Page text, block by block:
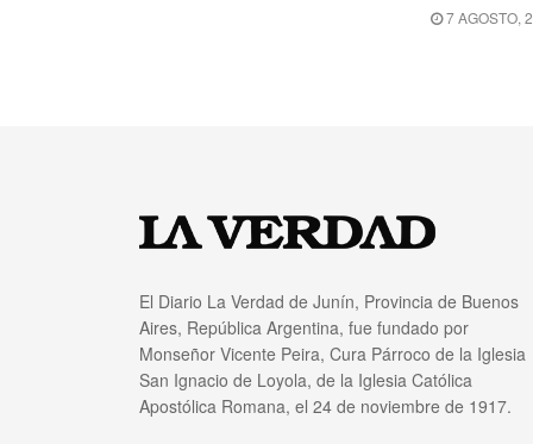
7 AGOSTO,
El Diario La Verdad de Junín, Provincia de Buenos
Aires, República Argentina, fue fundado por
Monseñor Vicente Peira, Cura Párroco de la Iglesia
San Ignacio de Loyola, de la Iglesia Católica
Apostólica Romana, el 24 de noviembre de 1917.